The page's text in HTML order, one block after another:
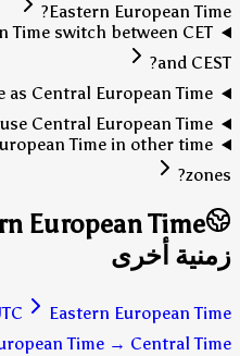
Eastern European Time?
Time switch between CET
and CEST?
as Central European Time?
Central European Time?
Time in other time
zones?
زمنية أخرى
Eastern European Time
Time → Central Time